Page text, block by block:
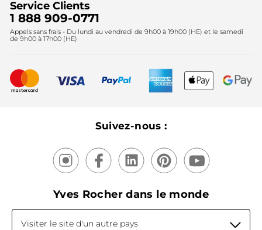
2024
Lutte contre le travail forcé et le travail des enfants
2025
Noël
Fête des mères
Nouveautés
Recyclage
Instituts
Service Clients
1 888 909-0771
Appels sans frais - Du lundi au vendredi de 9h00 à 19h00 (HE) et le samedi
de 9h00 à 17h00 (HE)
Suivez-nous :
Yves Rocher dans le monde
Visiter le site d'un autre pays